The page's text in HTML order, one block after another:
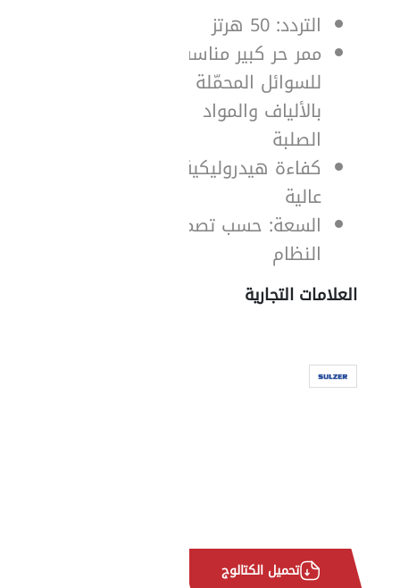
التردد: 50 هرتز
ممر حر كبير مناسب
للسوائل المحمّلة
بالألياف والمواد
الصلبة
كفاءة هيدروليكية
عالية
السعة: حسب تصميم
النظام
العلامات التجارية
تحميل الكتالوج